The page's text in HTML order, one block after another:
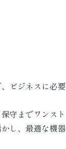
ビジネスに必要
守までワンスト
し、最適な機器